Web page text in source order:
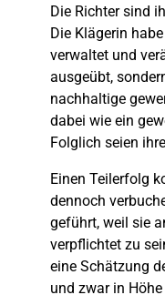
Die Richter sind
Die Klägerin
verwaltet und
ausgeübt,
nachhaltige
dabei wie ein
Folglich seien
Einen Teilerfolg
dennoch
geführt, weil sie
verpflichtet zu
eine Schätzung
und zwar in